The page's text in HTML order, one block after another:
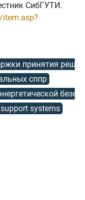
СибГУТИ.
принятия
сппр
systems